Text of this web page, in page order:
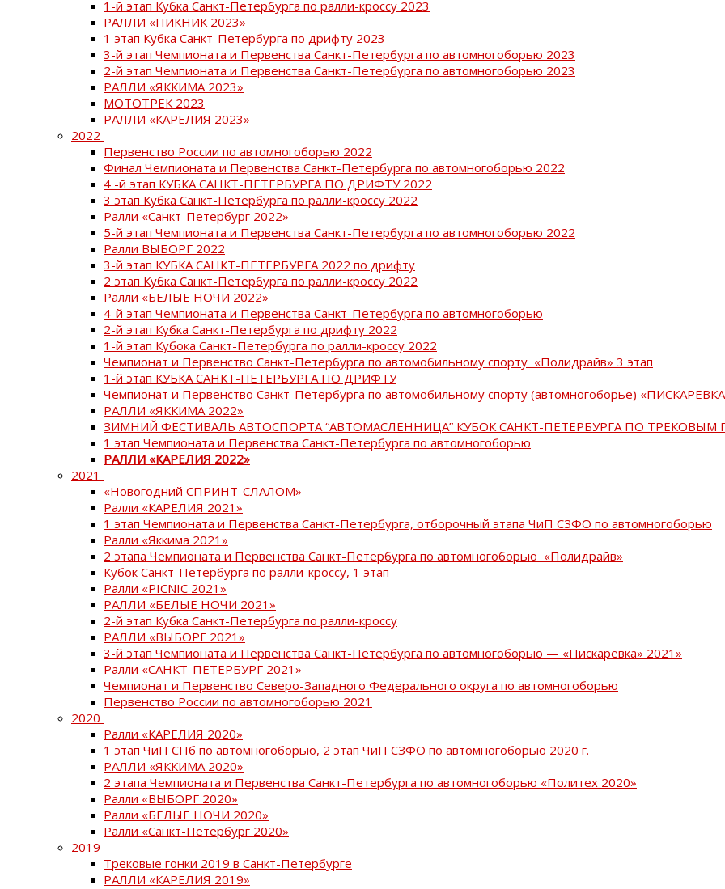
1-й этап Кубка Санкт-Петербурга по ралли-кроссу 2023
РАЛЛИ «ПИКНИК 2023»
1 этап Кубка Санкт-Петербурга по дрифту 2023
3-й этап Чемпионата и Первенства Санкт-Петербурга по автомногоборью 2023
2-й этап Чемпионата и Первенства Санкт-Петербурга по автомногоборью 2023
РАЛЛИ «ЯККИМА 2023»
МОТОТРЕК 2023
РАЛЛИ «КАРЕЛИЯ 2023»
2022
Первенство России по автомногоборью 2022
Финал Чемпионата и Первенства Санкт-Петербурга по автомногоборью 2022
4 -й этап КУБКА САНКТ-ПЕТЕРБУРГА ПО ДРИФТУ 2022
3 этап Кубка Санкт-Петербурга по ралли-кроссу 2022
Ралли «Санкт-Петербург 2022»
5-й этап Чемпионата и Первенства Санкт-Петербурга по автомногоборью 2022
Ралли ВЫБОРГ 2022
3-й этап КУБКА САНКТ-ПЕТЕРБУРГА 2022 по дрифту
2 этап Кубка Санкт-Петербурга по ралли-кроссу 2022
Ралли «БЕЛЫЕ НОЧИ 2022»
4-й этап Чемпионата и Первенства Санкт-Петербурга по автомногоборью
2-й этап Кубка Санкт-Петербурга по дрифту 2022
1-й этап Кубока Санкт-Петербурга по ралли-кроссу 2022
Чемпионат и Первенство Санкт-Петербурга по автомобильному спорту «Полидрайв» 3 этап
1-й этап КУБКА САНКТ-ПЕТЕРБУРГА ПО ДРИФТУ
Чемпионат и Первенство Санкт-Петербурга по автомобильному спорту (автомногоборье)
РАЛЛИ «ЯККИМА 2022»
ЗИМНИЙ ФЕСТИВАЛЬ АВТОСПОРТА “АВТОМАСЛЕННИЦА” КУБОК САНКТ-ПЕТЕРБУРГА ПО ТРЕКОВЫМ
1 этап Чемпионата и Первенства Санкт-Петербурга по автомногоборью
РАЛЛИ «КАРЕЛИЯ 2022»
2021
«Новогодний СПРИНТ-СЛАЛОМ»
Ралли «КАРЕЛИЯ 2021»
1 этап Чемпионата и Первенства Санкт-Петербурга, отборочный этапа ЧиП СЗФО по автомногоборью
Ралли «Яккима 2021»
2 этапа Чемпионата и Первенства Санкт-Петербурга по автомногоборью «Полидрайв»
Кубок Санкт-Петербурга по ралли-кроссу, 1 этап
Ралли «PICNIC 2021»
РАЛЛИ «БЕЛЫЕ НОЧИ 2021»
2-й этап Кубка Санкт-Петербурга по ралли-кроссу
РАЛЛИ «ВЫБОРГ 2021»
3-й этап Чемпионата и Первенства Санкт-Петербурга по автомногоборью — «Пискаревка» 2021»
Ралли «САНКТ-ПЕТЕРБУРГ 2021»
Чемпионат и Первенство Северо-Западного Федерального округа по автомногоборью
Первенство России по автомногоборью 2021
2020
Ралли «КАРЕЛИЯ 2020»
1 этап ЧиП СПб по автомногоборью, 2 этап ЧиП СЗФО по автомногоборью 2020 г.
РАЛЛИ «ЯККИМА 2020»
2 этапа Чемпионата и Первенства Санкт-Петербурга по автомногоборью «Политех 2020»
Ралли «ВЫБОРГ 2020»
Ралли «БЕЛЫЕ НОЧИ 2020»
Ралли «Санкт-Петербург 2020»
2019
Трековые гонки 2019 в Санкт-Петербурге
РАЛЛИ «КАРЕЛИЯ 2019»